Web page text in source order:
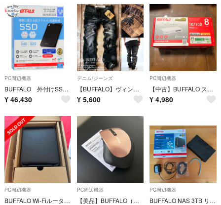
PC周辺機器
BUFFALO 外付けSSD SSD-PGVB1.0U3-B 1TB ブラック
¥ 46,430
デニム/ジーンズ
【BUFFALO】ヴィンテージ加工 オイルウォッシュ デニムパンツ 黒 メンズ
¥ 5,600
PC周辺機器
【中古】BUFFALO スイッチングハブ LSW4-TX-8NS/WH
¥ 4,980
PC周辺機器
BUFFALO Wi-Fiルーター WSR-1166DHPL2/N ブラック
PC周辺機器
【美品】BUFFALO（バッファロー）BlueLED静音マウス BSMBW320
PC周辺機器
BUFFALO NAS 3TB リンクステーション LS510D0301G 高速モデル 外箱・付属品あり